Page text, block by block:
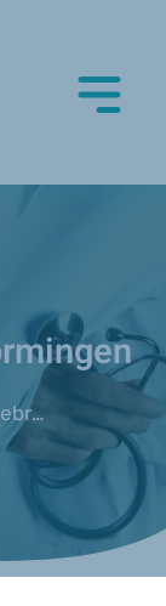
Juist gebruik van medische beeldvorming (FANC)